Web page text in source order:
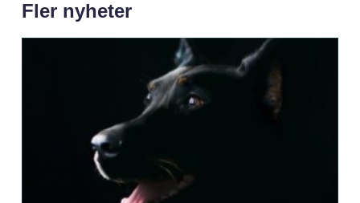
Fler nyheter